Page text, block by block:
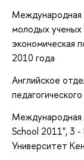
Международная
молодых ученых
экономическая
2010 года
Английское
Международная
School 2011", 3 -
Университет